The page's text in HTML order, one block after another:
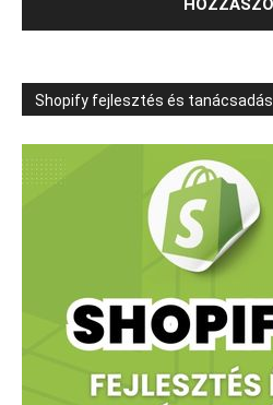
Shopify fejlesztés és tanácsadás